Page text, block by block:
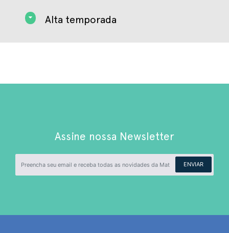
Alta temporada
Assine nossa Newsletter
ENVIAR